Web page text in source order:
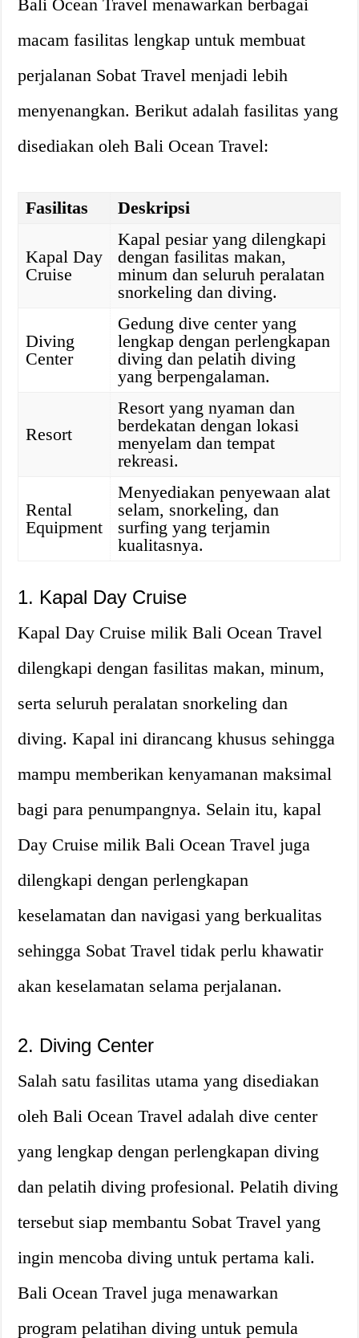
Bali Ocean Travel menawarkan berbagai
macam fasilitas lengkap untuk membuat
perjalanan Sobat Travel menjadi lebih
menyenangkan. Berikut adalah fasilitas yang
disediakan oleh Bali Ocean Travel:
Fasilitas Deskripsi
Kapal Day
Cruise
Kapal pesiar yang dilengkapi
dengan fasilitas makan,
minum dan seluruh peralatan
snorkeling dan diving.
Diving
Center
Gedung dive center yang
lengkap dengan perlengkapan
diving dan pelatih diving
yang berpengalaman.
Resort
Resort yang nyaman dan
berdekatan dengan lokasi
menyelam dan tempat
rekreasi.
Rental
Equipment
Menyediakan penyewaan alat
selam, snorkeling, dan
surfing yang terjamin
kualitasnya.
1. Kapal Day Cruise
Kapal Day Cruise milik Bali Ocean Travel
dilengkapi dengan fasilitas makan, minum,
serta seluruh peralatan snorkeling dan
diving. Kapal ini dirancang khusus sehingga
mampu memberikan kenyamanan maksimal
bagi para penumpangnya. Selain itu, kapal
Day Cruise milik Bali Ocean Travel juga
dilengkapi dengan perlengkapan
keselamatan dan navigasi yang berkualitas
sehingga Sobat Travel tidak perlu khawatir
akan keselamatan selama perjalanan.
2. Diving Center
Salah satu fasilitas utama yang disediakan
oleh Bali Ocean Travel adalah dive center
yang lengkap dengan perlengkapan diving
dan pelatih diving profesional. Pelatih diving
tersebut siap membantu Sobat Travel yang
ingin mencoba diving untuk pertama kali.
Bali Ocean Travel juga menawarkan
program pelatihan diving untuk pemula